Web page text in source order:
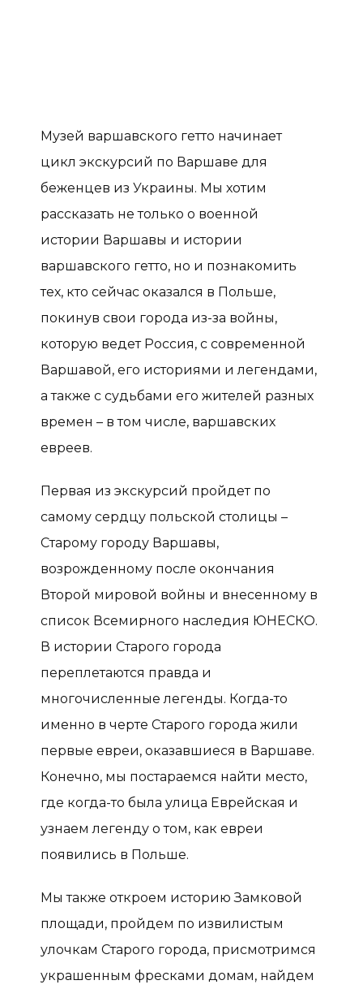
Музей варшавского гетто начинает
цикл экскурсий по Варшаве для
беженцев из Украины. Мы хотим
рассказать не только о военной
истории Варшавы и истории
варшавского гетто, но и познакомить
тех, кто сейчас оказался в Польше,
покинув свои города из-за войны,
которую ведет Россия, с современной
Варшавой, его историями и легендами,
а также с судьбами его жителей разных
времен – в том числе, варшавских
евреев.
Первая из экскурсий пройдет по
самому сердцу польской столицы –
Старому городу Варшавы,
возрожденному после окончания
Второй мировой войны и внесенному в
список Всемирного наследия ЮНЕСКО.
В истории Старого города
переплетаются правда и
многочисленные легенды. Когда-то
именно в черте Старого города жили
первые евреи, оказавшиеся в Варшаве.
Конечно, мы постараемся найти место,
где когда-то была улица Еврейская и
узнаем легенду о том, как евреи
появились в Польше.
Мы также откроем историю Замковой
площади, пройдем по извилистым
улочкам Старого города, присмотримся
украшенным фресками домам, найдем